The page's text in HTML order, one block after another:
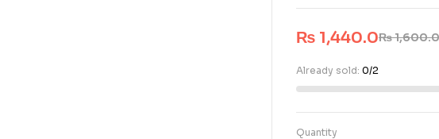
₨1,600.0
₨ 1,440.0
Already sold: 0/2
Quantity